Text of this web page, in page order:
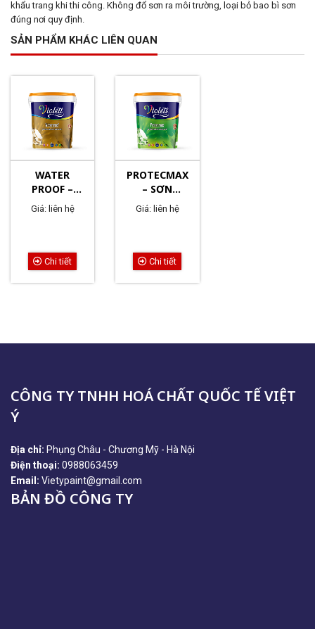
khẩu trang khi thi công. Không đổ sơn ra môi trường, loại bỏ bao bì sơn
đúng nơi quy định.
SẢN PHẨM KHÁC LIÊN QUAN
WATER
PROOF –
SƠN CHỐNG
THẤM PHA
Giá: liên hệ
Chi tiết
PROTECMAX
– SƠN
CHỐNG
THẤM PHA
Giá: liên hệ
Chi tiết
CÔNG TY TNHH HOÁ CHẤT QUỐC TẾ VIỆT
Ý
Địa chỉ: Phụng Châu - Chương Mỹ - Hà Nội
Điện thoại: 0988063459
Email: Vietypaint@gmail.com
BẢN ĐỒ CÔNG TY